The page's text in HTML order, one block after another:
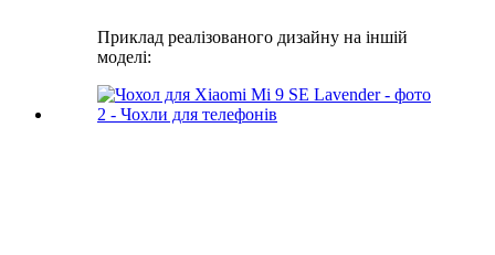
Приклад реалізованого дизайну на іншій
моделі: